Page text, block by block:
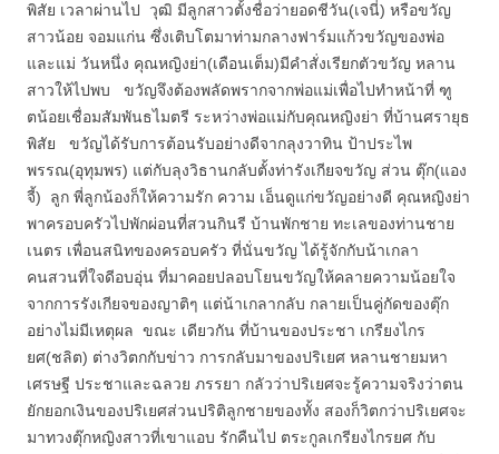
พิสัย เวลาผ่านไป วุฒิ มีลูกสาวตั้งชื่อว่ายอดชีวัน(เจนี่) หรือขวัญ
สาวน้อย จอมแก่น ซึ่งเติบโตมาท่ามกลางฟาร์มแก้วขวัญของพ่อ
และแม่ วันหนึ่ง คุณหญิงย่า(เดือนเต็ม)มีคำสั่งเรียกตัวขวัญ หลาน
สาวให้ไปพบ ขวัญจึงต้องพลัดพรากจากพ่อแม่เพื่อไปทำหน้าที่ ฑู
ตน้อยเชื่อมสัมพันธไมตรี ระหว่างพ่อแม่กับคุณหญิงย่า ที่บ้านศรายุธ
พิสัย ขวัญได้รับการต้อนรับอย่างดีจากลุงวาทิน ป้าประไพ
พรรณ(อุทุมพร) แต่กับลุงวิธานกลับตั้งท่ารังเกียจขวัญ ส่วน ตุ๊ก(แอง
จี้) ลูก พี่ลูกน้องก็ให้ความรัก ความ เอ็นดูแก่ขวัญอย่างดี คุณหญิงย่า
พาครอบครัวไปพักผ่อนที่สวนกินรี บ้านพักชาย ทะเลของท่านชาย
เนตร เพื่อนสนิทของครอบครัว ที่นั่นขวัญ ได้รู้จักกับน้าเกลา
คนสวนที่ใจดีอบอุ่น ที่มาคอยปลอบโยนขวัญให้คลายความน้อยใจ
จากการรังเกียจของญาติๆ แต่น้าเกลากลับ กลายเป็นคู่กัดของตุ๊ก
อย่างไม่มีเหตุผล ขณะ เดียวกัน ที่บ้านของประชา เกรียงไกร
ยศ(ชลิต) ต่างวิตกกับข่าว การกลับมาของปริเยศ หลานชายมหา
เศรษฐี ประชาและฉลวย ภรรยา กลัวว่าปริเยศจะรู้ความจริงว่าตน
ยักยอกเงินของปริเยศส่วนปริติลูกชายของทั้ง สองก็วิตกว่าปริเยศจะ
มาทวงตุ๊กหญิงสาวที่เขาแอบ รักคืนไป ตระกูลเกรียงไกรยศ กับ